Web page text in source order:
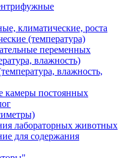
климатические, роста
(температура)
переменных
влажность)
влажность,
камеры постоянных
лабораторных животных
для содержания